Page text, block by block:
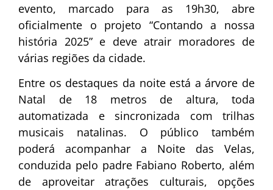
evento, marcado para as 19h30, abre
oficialmente o projeto “Contando a nossa
história 2025” e deve atrair moradores de
várias regiões da cidade.
Entre os destaques da noite está a árvore de
Natal de 18 metros de altura, toda
automatizada e sincronizada com trilhas
musicais natalinas. O público também
poderá acompanhar a Noite das Velas,
conduzida pelo padre Fabiano Roberto, além
de aproveitar atrações culturais, opções